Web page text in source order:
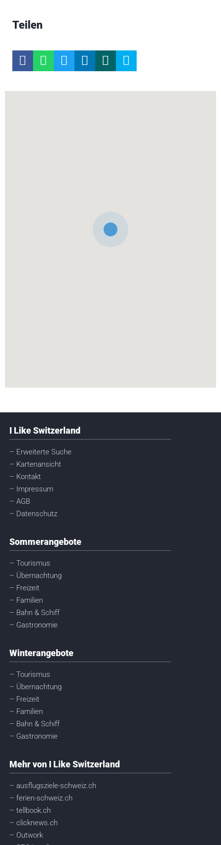
Teilen
I Like Switzerland
– Erweiterte Suche
– Kartenansicht
– Kontakt
– Impressum
– AGB
– Datenschutz
Sommerangebote
– Tourismus
– Übernachtung
– Freizeit
– Familien
– Bahn & Schiff
– Gastronomie
Winterangebote
– Tourismus
– Übernachtung
– Freizeit
– Familien
– Bahn & Schiff
– Gastronomie
Mehr von I Like Switzerland
– ausflugsziele-schweiz.ch
– ferien-schweiz.ch
– tellbook.ch
– clicknews.ch
– Outwork